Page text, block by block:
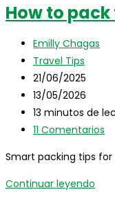
for
no
one
tells
How to
Autor
de
la
entrada:
Emilly Chagas
Categoría
de
la
entrada:
Travel Tips
Publicación
de
la
entrada:
21/06/2025
Última
modificación
de
entrada:
13/05/2026
Tiempo
de
13 minutos de
Comentarios
la
entrada:
11 Comentarios
Smart packing tips for
Continuar leyendo